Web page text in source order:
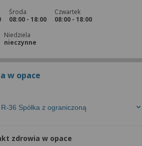
Środa
08:00 - 18:00
Czwartek
08:00 - 18:00
Niedziela
nieczynne
w opace
zdrowia w opace